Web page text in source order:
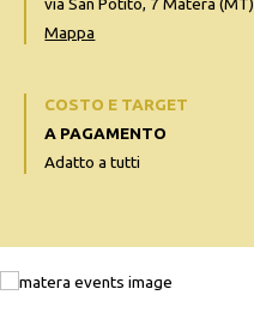
Mappa
COSTO E TARGET
A PAGAMENTO
Adatto a tutti